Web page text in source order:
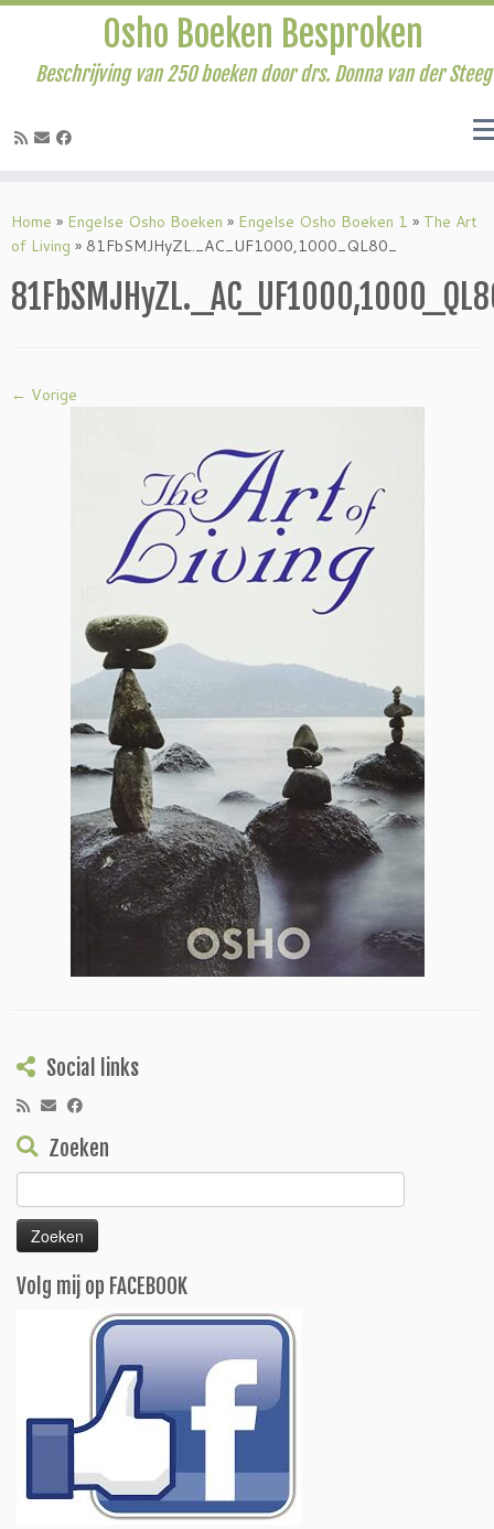
naar
inhoud
Osho Boeken Besproken
Beschrijving van 250 boeken door drs. Donna van der Steeg
Home » Engelse Osho Boeken » Engelse Osho Boeken 1 » The Art
of Living » 81FbSMJHyZL._AC_UF1000,1000_QL80_
← Vorige
Social links
Zoeken
naar:
Volg mij op FACEBOOK